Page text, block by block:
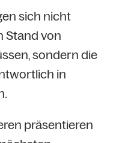
sich nicht
Stand von
sondern die
in
präsentieren